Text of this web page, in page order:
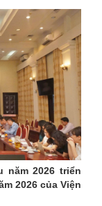
2026 triển
2026 của Viện